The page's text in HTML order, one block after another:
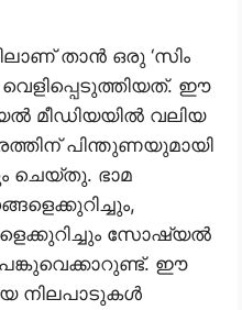
താൻ ഒരു ‘സിം​
ഈ
മീഡിയയിൽ വലിയ
പിന്തുണയുമായി
ചെയ്തു. ഭാമ
സോഷ്യൽ
ഈ
നിലപാടുകൾ